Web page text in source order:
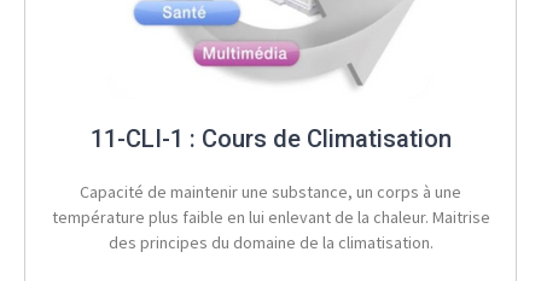
11-CLI-1 : Cours de Climatisation
Capacité de maintenir une substance, un corps à une
température plus faible en lui enlevant de la chaleur. Maitrise
des principes du domaine de la climatisation.